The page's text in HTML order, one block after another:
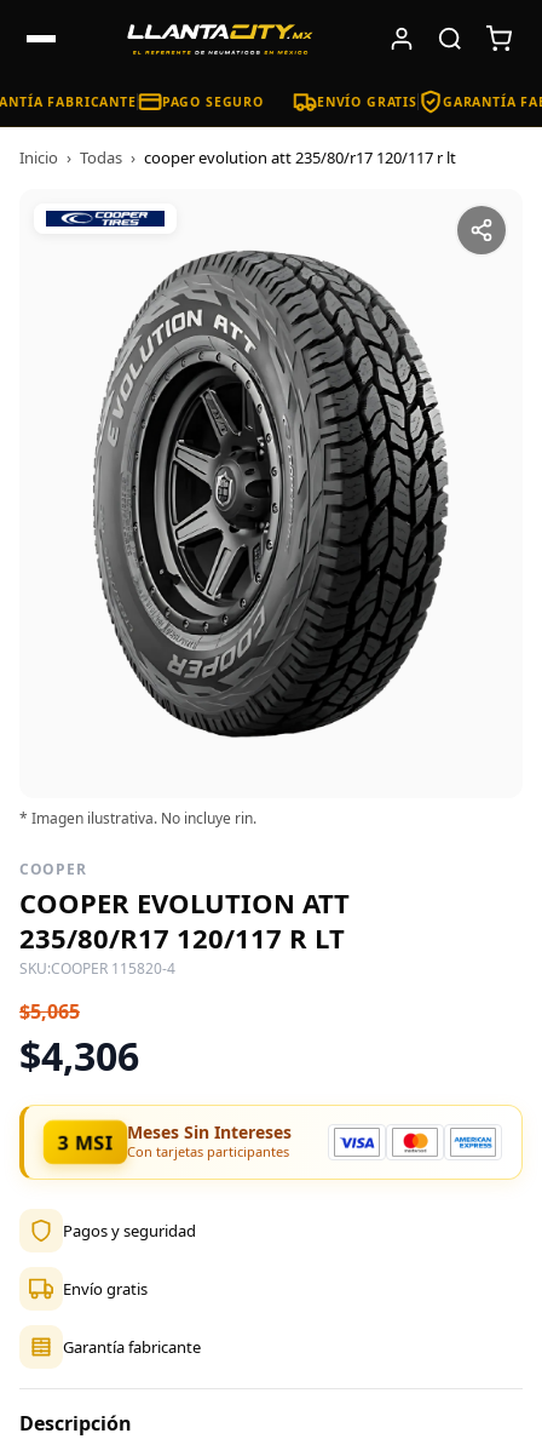
FABRICANTE PAGO SEGURO ENVÍO GRATIS GARANTÍA
Inicio › Todas › cooper evolution att 235/80/r17 120/117 r lt
* Imagen ilustrativa. No incluye rin.
COOPER
COOPER EVOLUTION ATT
235/80/R17 120/117 R LT
SKU:COOPER 115820-4
$5,065
$4,306
3 MSI Meses Sin Intereses
Con tarjetas participantes
Pagos y seguridad
Envío gratis
Garantía fabricante
Descripción